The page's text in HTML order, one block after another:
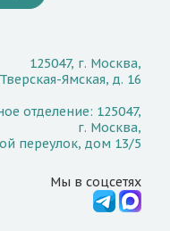
125047, г. Москва,
Ямская, д. 16
отделение: 125047,
г. Москва,
переулок, дом 13/5
Мы в соцсетях